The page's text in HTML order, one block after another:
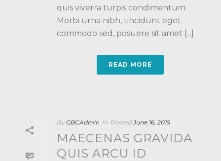
quis viverra turpis condimentum.
Morbi urna nibh, tincidunt eget
commodo sed, posuere sit amet [...]
READ MORE
By GBCAdmin In Posted June 16, 2015
MAECENAS GRAVIDA
QUIS ARCU ID